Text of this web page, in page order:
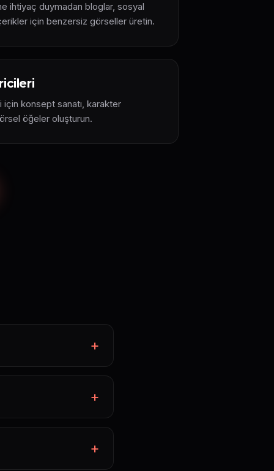
ihtiyaç duymadan bloglar, sosyal
için benzersiz görseller üretin.
konsept sanatı, karakter
öğeler oluşturun.